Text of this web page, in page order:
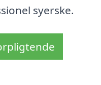
syerske.